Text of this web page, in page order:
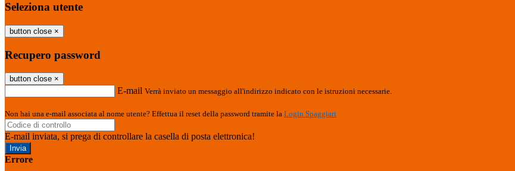
Seleziona utente
button close ×
Recupero password
button close ×
E-mail Verrà inviato un messaggio all'indirizzo indicato con le istruzioni necessarie.
Non hai una e-mail associata al nome utente? Effettua il reset della password tramite la Login Spaggiari
E-mail inviata, si prega di controllare la casella di posta elettronica!
Errore